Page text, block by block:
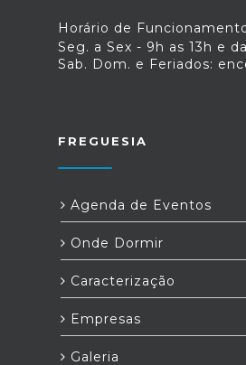
Horário de
Seg. a Sex - 9h as 13h e
Sab. Dom. e Feriados:
FREGUESIA
Agenda de Eventos
Onde Dormir
Caracterização
Empresas
Galeria